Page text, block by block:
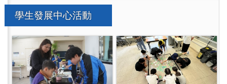
學生發展中心活動